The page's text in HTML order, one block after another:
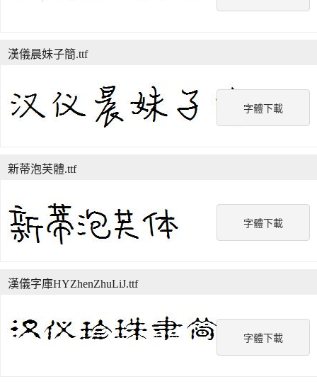
字體下載
漢儀晨妹子簡.ttf
字體下載
新蒂泡芙體.ttf
字體下載
漢儀字庫HYZhenZhuLiJ.ttf